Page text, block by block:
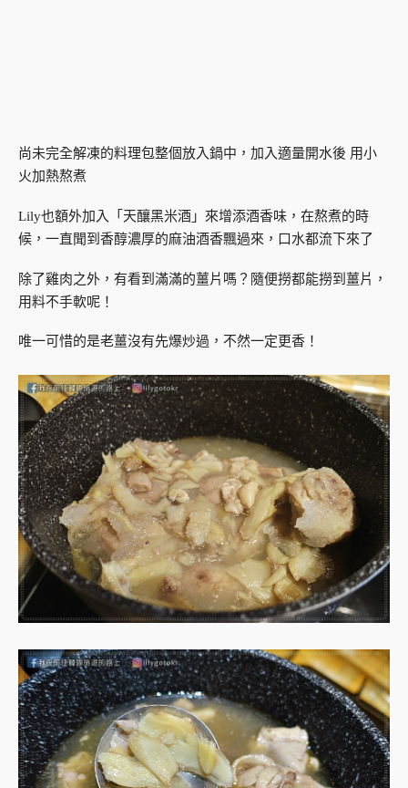
尚未完全解凍的料理包整個放入鍋中，加入適量開水後 用小
火加熱熬煮
Lily也額外加入「天釀黑米酒」來增添酒香味，在熬煮的時
候，一直聞到香醇濃厚的麻油酒香飄過來，口水都流下來了
除了雞肉之外，有看到滿滿的薑片嗎？隨便撈都能撈到薑片，
用料不手軟呢！
唯一可惜的是老薑沒有先爆炒過，不然一定更香！